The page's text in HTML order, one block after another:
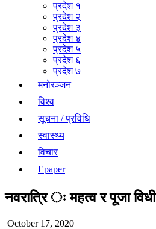
प्रदेश १
प्रदेश २
प्रदेश ३
प्रदेश ४
प्रदेश ५
प्रदेश ६
प्रदेश ७
मनोरञ्जन
विश्व
सूचना / प्रविधि
स्वास्थ्य
विचार
Epaper
नवरात्रि ः महत्व र पूजा विधी
October 17, 2020